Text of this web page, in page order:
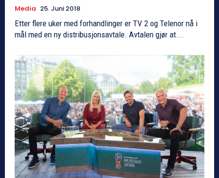
Media 25. Juni 2018
Etter flere uker med forhandlinger er TV 2 og Telenor nå i
mål med en ny distribusjonsavtale. Avtalen gjør at...